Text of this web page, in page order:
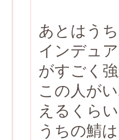
あとはう
インデュ
がすごく
この人が
えるくら
うちの鯖